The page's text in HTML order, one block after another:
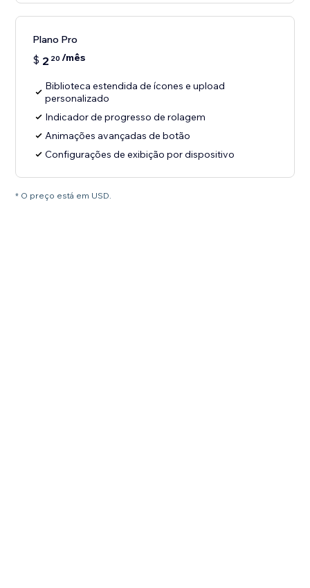
Plano Pro
$ 2 20 /mês
Biblioteca estendida de ícones e upload
personalizado
Indicador de progresso de rolagem
Animações avançadas de botão
Configurações de exibição por dispositivo
* O preço está em USD.